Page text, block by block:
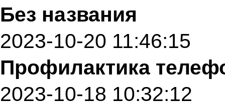
Без названия
2023-10-20 11:46:15
Профилактика
2023-10-18 10:32:12